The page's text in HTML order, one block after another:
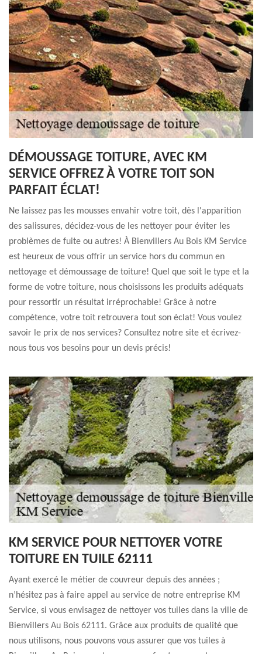
DÉMOUSSAGE TOITURE, AVEC KM
SERVICE OFFREZ À VOTRE TOIT SON
PARFAIT ÉCLAT!
Ne laissez pas les mousses envahir votre toit, dès l'apparition
des salissures, décidez-vous de les nettoyer pour éviter les
problèmes de fuite ou autres! À Bienvillers Au Bois KM Service
est heureux de vous offrir un service hors du commun en
nettoyage et démoussage de toiture! Quel que soit le type et la
forme de votre toiture, nous choisissons les produits adéquats
pour ressortir un résultat irréprochable! Grâce à notre
compétence, votre toit retrouvera tout son éclat! Vous voulez
savoir le prix de nos services? Consultez notre site et écrivez-
nous tous vos besoins pour un devis précis!
KM SERVICE POUR NETTOYER VOTRE
TOITURE EN TUILE 62111
Ayant exercé le métier de couvreur depuis des années ;
n’hésitez pas à faire appel au service de notre entreprise KM
Service, si vous envisagez de nettoyer vos tuiles dans la ville de
Bienvillers Au Bois 62111. Grâce aux produits de qualité que
nous utilisons, nous pouvons vous assurer que vos tuiles à